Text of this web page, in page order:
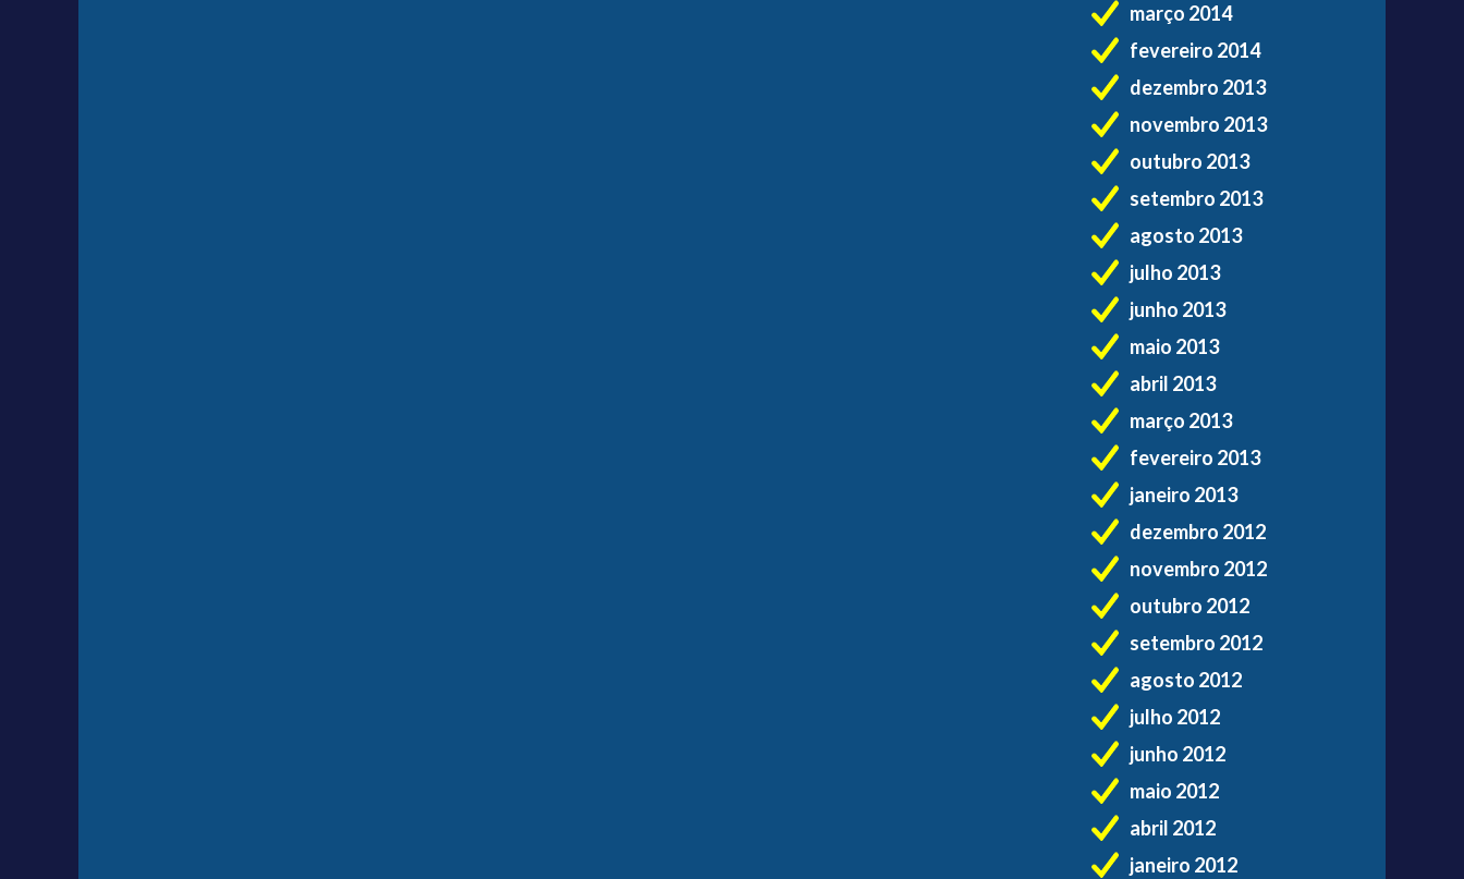
março 2014
fevereiro 2014
dezembro 2013
novembro 2013
outubro 2013
setembro 2013
agosto 2013
julho 2013
junho 2013
maio 2013
abril 2013
março 2013
fevereiro 2013
janeiro 2013
dezembro 2012
novembro 2012
outubro 2012
setembro 2012
agosto 2012
julho 2012
junho 2012
maio 2012
abril 2012
janeiro 2012